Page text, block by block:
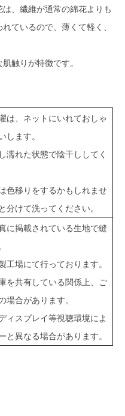
、繊維が通常の綿花よりも
ているので、薄くて軽く、
触りが特徴です。
は、ネットにいれておしゃ
します。
濡れた状態で陰干ししてく
色移りをするかもしれませ
分けて洗ってください。
に掲載されている生地で縫
工場にて行っております。
を共有している関係上、ご
場合があります。
ィスプレイ等視聴環境によ
と異なる場合があります。